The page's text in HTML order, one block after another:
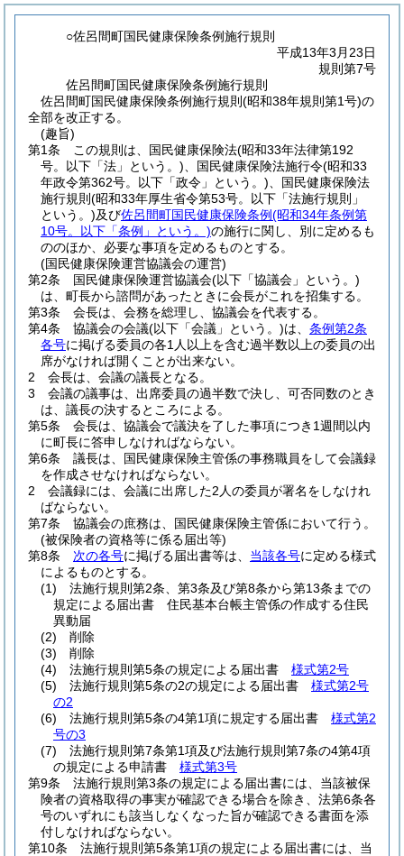
○佐呂間町国民健康保険条例施行規則
平成13年3月23日
規則第7号
佐呂間町国民健康保険条例施行規則
佐呂間町国民健康保険条例施行規則(昭和38年規則第1号)の
全部を改正する。
(趣旨)
第1条
この規則は、国民健康保険法(昭和33年法律第192
号。以下「法」という。) 、国民健康保険法施行令(昭和33
年政令第362号。以下「政令」という。) 、国民健康保険法
施行規則 (昭和33年厚生省令第53号。以下「法施行規則」
という。)及び佐呂間町国民健康保険条例(昭和34年条例第
10号。以下「条例」という。)の施行に関し、別に定めるも
ののほか、必要な事項を定めるものとする。
(国民健康保険運営協議会の運営)
第2条
国民健康保険運営協議会(以下「協議会」という。)
は、町長から諮問があったときに会長がこれを招集する。
第3条
会長は、会務を総理し、協議会を代表する。
第4条
協議会の会議(以下「会議」という。)は、 条例第2条
各号に掲げる委員の各1人以上を含む過半数以上の委員の出
席がなければ開くことが出来ない。
2
会長は、会議の議長となる。
3
会議の議事は、出席委員の過半数で決し、可否同数のとき
は、議長の決するところによる。
第5条
会長は、協議会で議決を了した事項につき1週間以内
に町長に答申しなければならない。
第6条
議長は、国民健康保険主管係の事務職員をして会議録
を作成させなければならない。
2
会議録には、会議に出席した2人の委員が署名をしなけれ
ばならない。
第7条
協議会の庶務は、国民健康保険主管係において行う。
(被保険者の資格等に係る届出等)
第8条
次の各号に掲げる届出書等は、 当該各号に定める様式
によるものとする。
(1)
法施行規則第2条、第3条及び第8条から第13条までの
規定による届出書 住民基本台帳主管係の作成する住民
異動届
(2)
削除
(3)
削除
(4)
法施行規則第5条の規定による届出書 様式第2号
(5)
法施行規則第5条の2の規定による届出書 様式第2号
の2
(6)
法施行規則第5条の4第1項に規定する届出書 様式第2
号の3
(7)
法施行規則第7条第1項及び法施行規則第7条の4第4項
の規定による申請書 様式第3号
第9条
法施行規則第3条の規定による届出書には、当該被保
険者の資格取得の事実が確認できる場合を除き、法第6条各
号のいずれにも該当しなくなった旨が確認できる書面を添
付しなければならない。
第10条
法施行規則第5条第1項の規定による届出書には、当